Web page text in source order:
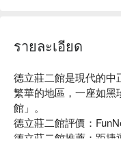
รายละเอียด
德立莊二館是現代的中
繁華的地區，一座如黑
館」。
德立莊二館評價：
德立莊二館推薦：距捷